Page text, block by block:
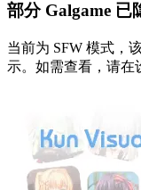
部分 Galgame 已
当前为 SFW 模式，
示。如需查看，请在